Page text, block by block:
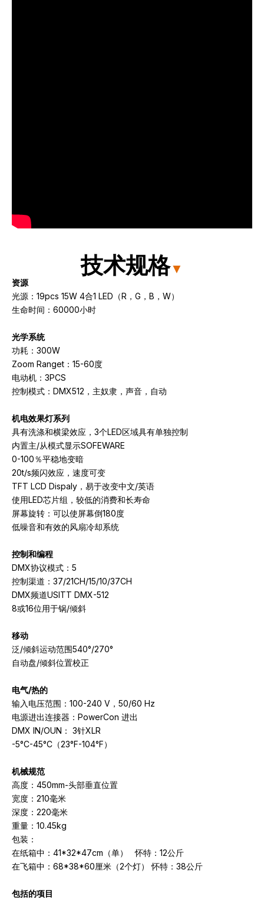
技术规格▼
资源
光源：19pcs 15W 4合1 LED（R，G，B，W）
生命时间：60000小时
光学系统
功耗：300W
Zoom Ranget：15-60度
电动机：3PCS
控制模式：DMX512，主奴隶，声音，自动
机电效果灯系列
具有洗涤和横梁效应，3个LED区域具有单独控制
内置主/从模式显示SOFEWARE
0-100％平稳地变暗
20t/s频闪效应，速度可变
TFT LCD Dispaly，易于改变中文/英语
使用LED芯片组，较低的消费和长寿命
屏幕旋转：可以使屏幕倒180度
低噪音和有效的风扇冷却系统
控制和编程
DMX协议模式：5
控制渠道：37/21CH/15/10/37CH
DMX频道USITT DMX-512
8或16位用于锅/倾斜
移动
泛/倾斜运动范围540°/270°
自动盘/倾斜位置校正
电气/热的
输入电压范围：100-240 V，50/60 Hz
电源进出连接器：PowerCon 进出
DMX IN/OUN： 3针XLR
-5°C-45°C（23°F-104°F）
机械规范
高度：450mm-头部垂直位置
宽度：210毫米
深度：220毫米
重量：10.45kg
包装：
在纸箱中：41*32*47cm（单） 怀特：12公斤
在飞箱中：68*38*60厘米（2个灯） 怀特：38公斤
包括的项目